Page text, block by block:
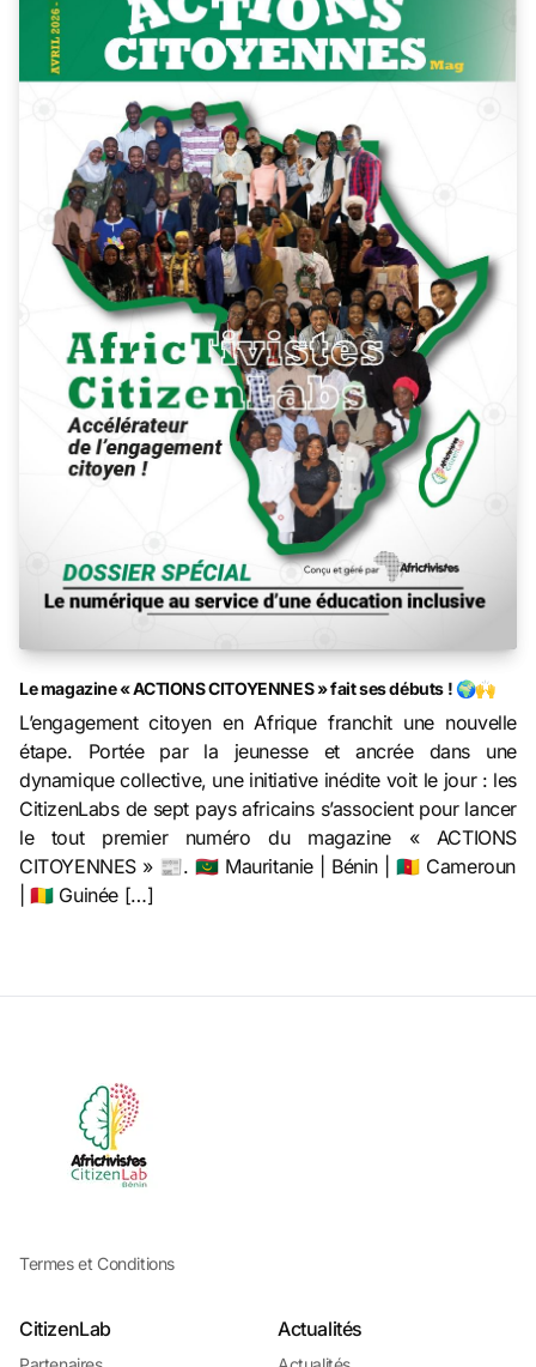
Le magazine « ACTIONS CITOYENNES » fait ses débuts ! 🌍🙌
L’engagement citoyen en Afrique franchit une nouvelle
étape. Portée par la jeunesse et ancrée dans une
dynamique collective, une initiative inédite voit le jour : les
CitizenLabs de sept pays africains s’associent pour lancer
le tout premier numéro du magazine « ACTIONS
CITOYENNES » 📰. 🇲🇷 Mauritanie | Bénin | 🇨🇲 Cameroun
| 🇬🇳 Guinée […]
Termes et Conditions
CitizenLab Actualités